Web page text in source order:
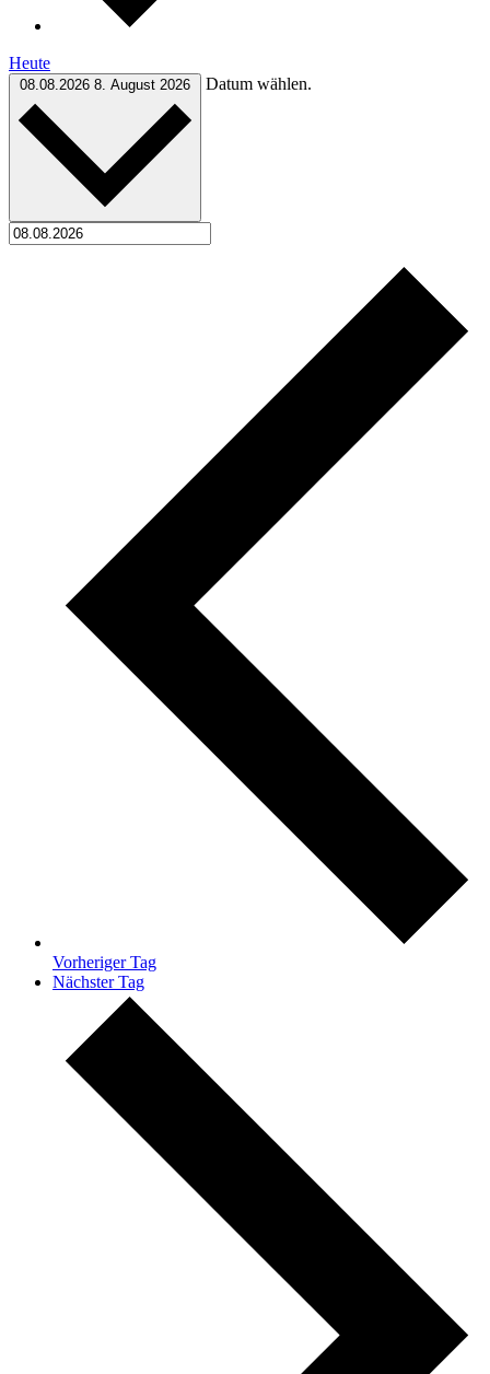
Heute
08.08.2026 8. August 2026 Datum wählen.
Vorheriger Tag
Nächster Tag